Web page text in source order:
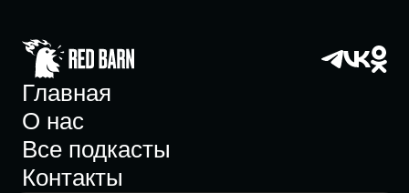
Главная
О нас
Все подкасты
Контакты